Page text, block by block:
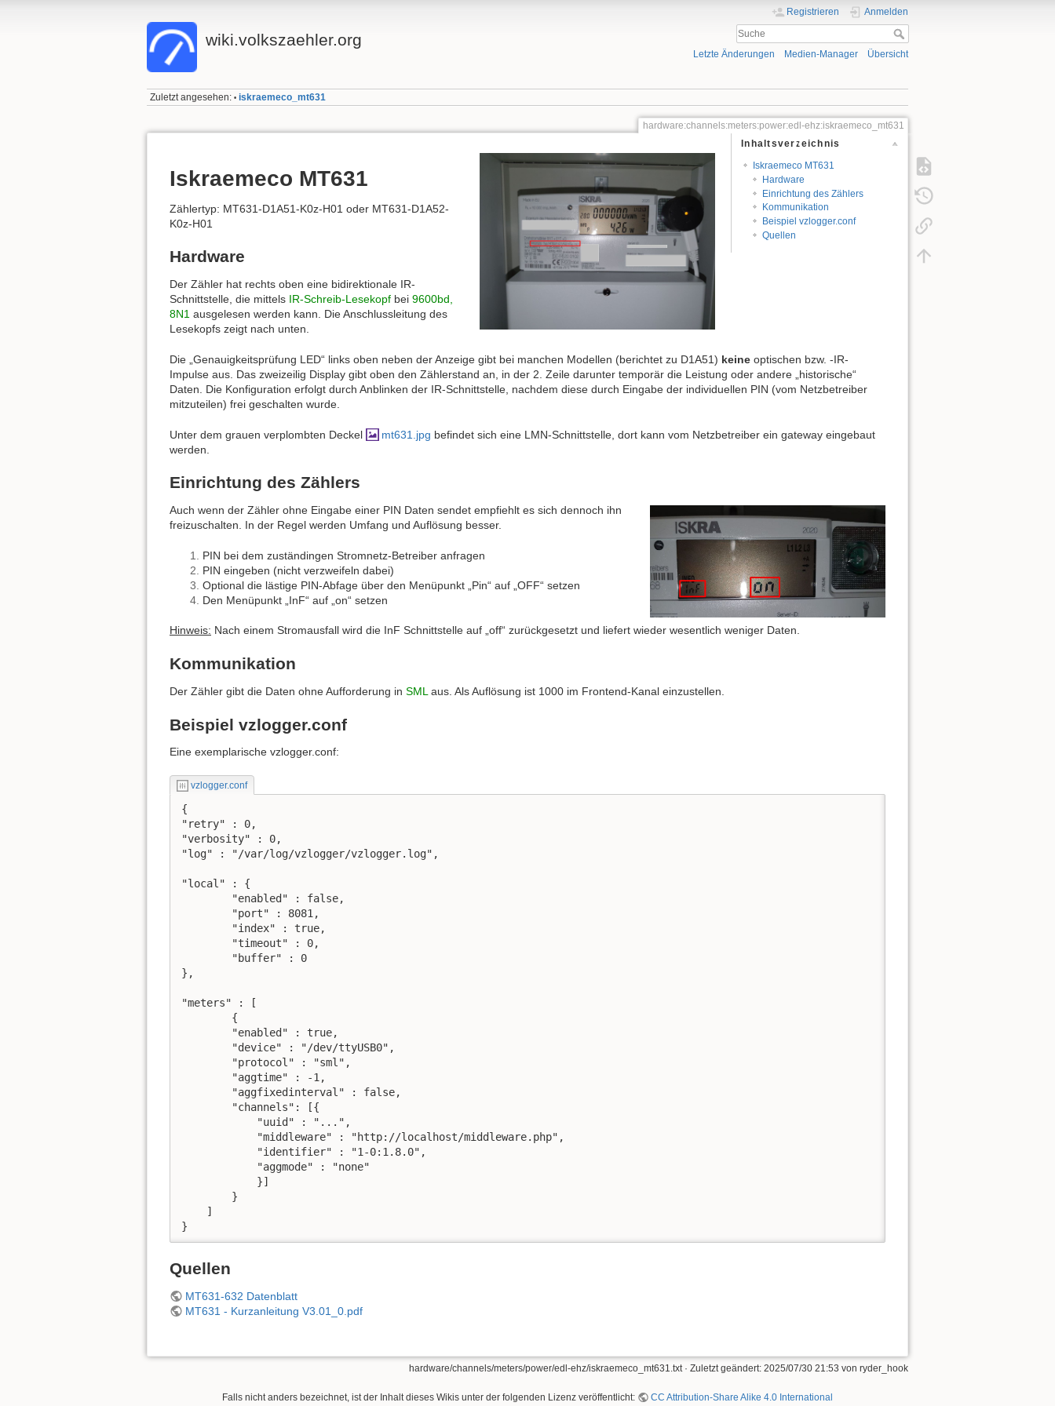
wiki.volkszaehler.org
Registrieren Anmelden
Letzte Änderungen Medien-Manager Übersicht
Zuletzt angesehen: • iskraemeco_mt631
hardware:channels:meters:power:edl-ehz:iskraemeco_mt631
Inhaltsverzeichnis
Iskraemeco MT631
Hardware
Einrichtung des Zählers
Kommunikation
Beispiel vzlogger.conf
Quellen
Iskraemeco MT631
Zählertyp: MT631-D1A51-K0z-H01 oder MT631-D1A52-
K0z-H01
Hardware
Der Zähler hat rechts oben eine bidirektionale IR-
Schnittstelle, die mittels IR-Schreib-Lesekopf bei 9600bd,
8N1 ausgelesen werden kann. Die Anschlussleitung des
Lesekopfs zeigt nach unten.
Die „Genauigkeitsprüfung LED“ links oben neben der Anzeige gibt bei manchen Modellen (berichtet zu D1A51) keine optischen bzw. -IR-
Impulse aus. Das zweizeilig Display gibt oben den Zählerstand an, in der 2. Zeile darunter temporär die Leistung oder andere „historische“
Daten. Die Konfiguration erfolgt durch Anblinken der IR-Schnittstelle, nachdem diese durch Eingabe der individuellen PIN (vom Netzbetreiber
mitzuteilen) frei geschalten wurde.
Unter dem grauen verplombten Deckel mt631.jpg befindet sich eine LMN-Schnittstelle, dort kann vom Netzbetreiber ein gateway eingebaut
werden.
Einrichtung des Zählers
Auch wenn der Zähler ohne Eingabe einer PIN Daten sendet empfiehlt es sich dennoch ihn
freizuschalten. In der Regel werden Umfang und Auflösung besser.
PIN bei dem zuständingen Stromnetz-Betreiber anfragen
PIN eingeben (nicht verzweifeln dabei)
Optional die lästige PIN-Abfage über den Menüpunkt „Pin“ auf „OFF“ setzen
Den Menüpunkt „InF“ auf „on“ setzen
Hinweis: Nach einem Stromausfall wird die InF Schnittstelle auf „off“ zurückgesetzt und liefert wieder wesentlich weniger Daten.
Kommunikation
Der Zähler gibt die Daten ohne Aufforderung in SML aus. Als Auflösung ist 1000 im Frontend-Kanal einzustellen.
Beispiel vzlogger.conf
Eine exemplarische vzlogger.conf:
vzlogger.conf
{
"retry" : 0,
"verbosity" : 0,
"log" : "/var/log/vzlogger/vzlogger.log",
"local" : {
},
"meters" : [
        {
        "enabled" : true,
        "device" : "/dev/ttyUSB0",
        "protocol" : "sml",
        "channels": [{
            "uuid" : "...",
            "middleware" : "http://localhost/middleware.php",
            "identifier" : "1-0:1.8.0",
            "aggmode" : "none"
            }]
        }
    ]
}
Quellen
MT631-632 Datenblatt
MT631 - Kurzanleitung V3.01_0.pdf
hardware/channels/meters/power/edl-ehz/iskraemeco_mt631.txt· Zuletzt geändert: 2025/07/30 21:53 von ryder_hook
Falls nicht anders bezeichnet, ist der Inhalt dieses Wikis unter der folgenden Lizenz veröffentlicht: CC Attribution-Share Alike 4.0 International